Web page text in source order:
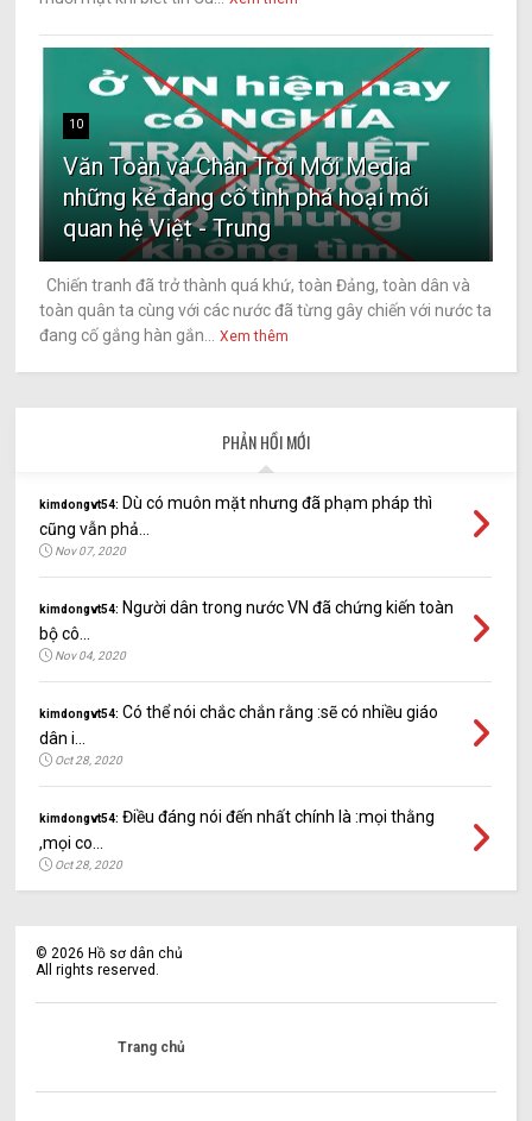
10
Văn Toàn và Chân Trời Mới Media
những kẻ đang cố tình phá hoại mối
quan hệ Việt - Trung
Chiến tranh đã trở thành quá khứ, toàn Đảng, toàn dân và
toàn quân ta cùng với các nước đã từng gây chiến với nước ta
đang cố gắng hàn gắn...
Xem thêm
PHẢN HỒI MỚI
kimdongvt54: Dù có muôn mặt nhưng đã phạm pháp thì
cũng vẫn phả...
Nov 07, 2020
kimdongvt54: Người dân trong nước VN đã chứng kiến toàn
bộ cô...
Nov 04, 2020
kimdongvt54: Có thể nói chắc chắn rằng :sẽ có nhiều giáo
dân i...
Oct 28, 2020
kimdongvt54: Điều đáng nói đến nhất chính là :mọi thằng
,mọi co...
Oct 28, 2020
©2026 Hồ sơ dân chủ
All rights reserved.
Trang chủ